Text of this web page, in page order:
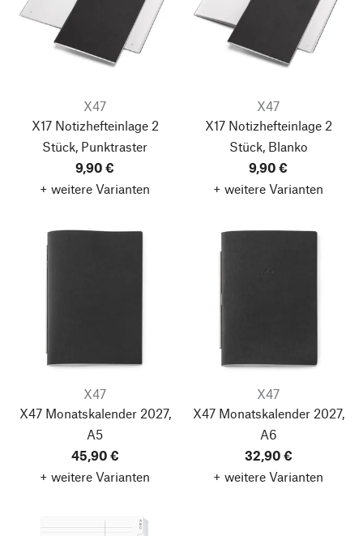
X47
X17 Notizhefteinlage 2
Stück, Punktraster
9,90 €
+ weitere Varianten
X47
X17 Notizhefteinlage 2
Stück, Blanko
9,90 €
+ weitere Varianten
X47
X47 Monatskalender 2027,
A5
45,90 €
+ weitere Varianten
X47
X47 Monatskalender 2027,
A6
32,90 €
+ weitere Varianten